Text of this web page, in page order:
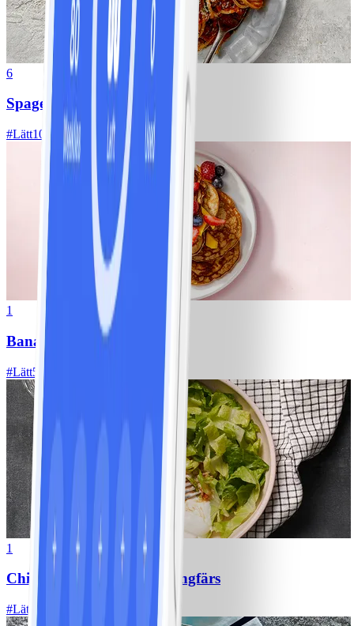
6
Spagetti med köttfärssås
#Lätt10 MIN
1
Bananpannkakor
#Lätt5 MIN
1
Chili con carne med kycklingfärs
#Lätt